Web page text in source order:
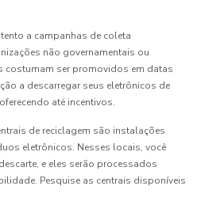
a campanhas de coleta
não governamentais ou
costumam ser promovidos em datas
a descarregar seus eletrônicos de
até incentivos.
de reciclagem são instalações
eletrônicos. Nesses locais, você
e eles serão processados
Pesquise as centrais disponíveis